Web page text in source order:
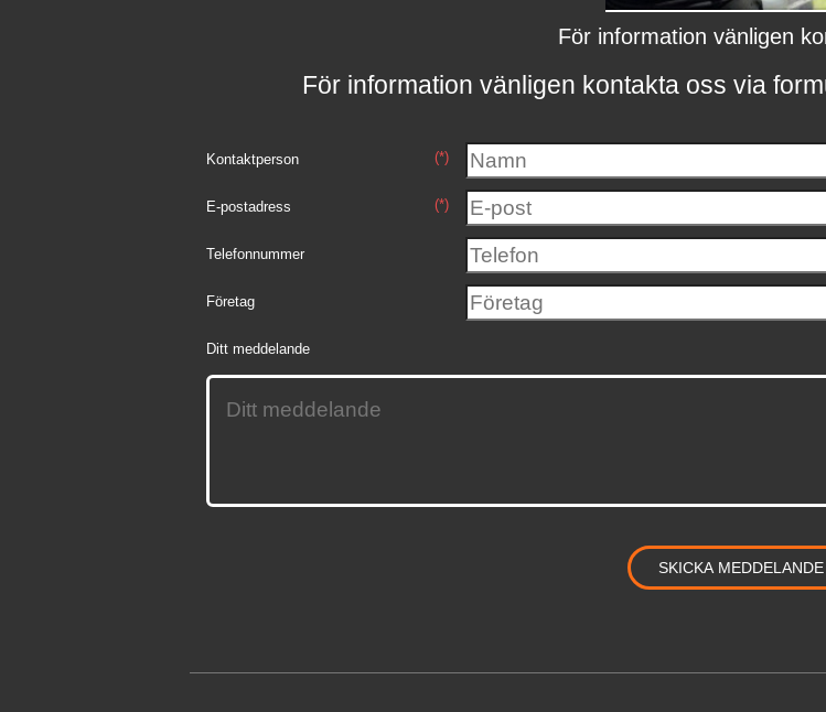
För information vänligen
För information vänligen kontakta oss via
Kontaktperson (*)
E-postadress (*)
Telefonnummer
Företag
Ditt meddelande